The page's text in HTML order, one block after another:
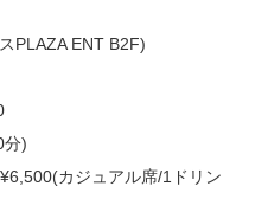
PLAZA ENT B2F)
分)
カジュアル席/1ドリン